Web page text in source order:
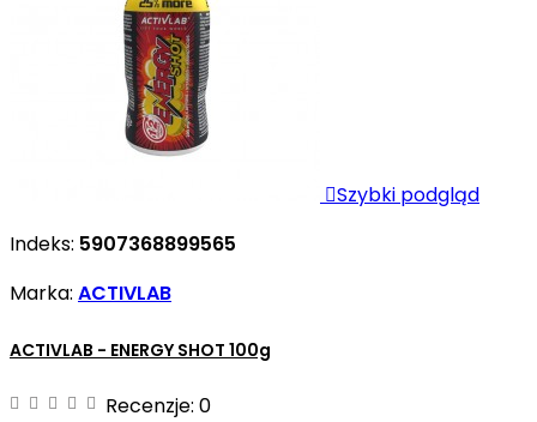
Szybki podgląd
Indeks: 5907368899565
Marka: ACTIVLAB
ACTIVLAB - ENERGY SHOT 100g
Recenzje: 0